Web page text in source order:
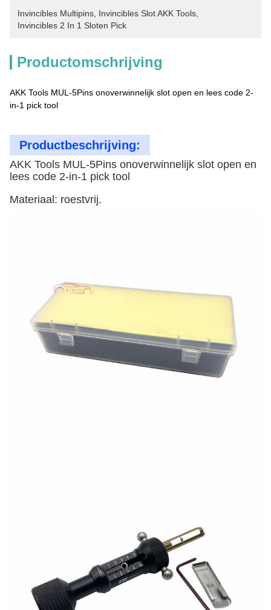
Invincibles Multipins Invincibles Slot AKK Tools
Invincibles 2 In 1 Sloten Pick
Productomschrijving
AKK Tools MUL-5Pins onoverwinnelijk slot open en lees code 2-
in-1 pick tool
Productbeschrijving:
AKK Tools MUL-5Pins onoverwinnelijk slot open en
lees code 2-in-1 pick tool
Materiaal: roestvrij.